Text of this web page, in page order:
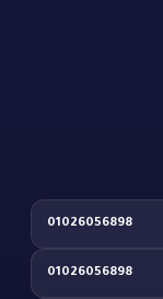
01026056898
01026056898